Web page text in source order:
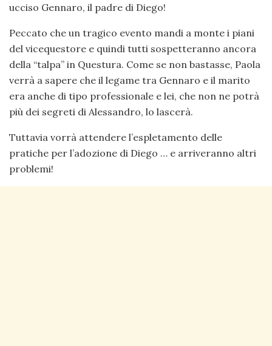
ucciso Gennaro, il padre di Diego!
Peccato che un tragico evento mandi a monte i piani
del vicequestore e quindi tutti sospetteranno ancora
della “talpa” in Questura. Come se non bastasse, Paola
verrà a sapere che il legame tra Gennaro e il marito
era anche di tipo professionale e lei, che non ne potrà
più dei segreti di Alessandro, lo lascerà.
Tuttavia vorrà attendere l’espletamento delle
pratiche per l’adozione di Diego … e arriveranno altri
problemi!